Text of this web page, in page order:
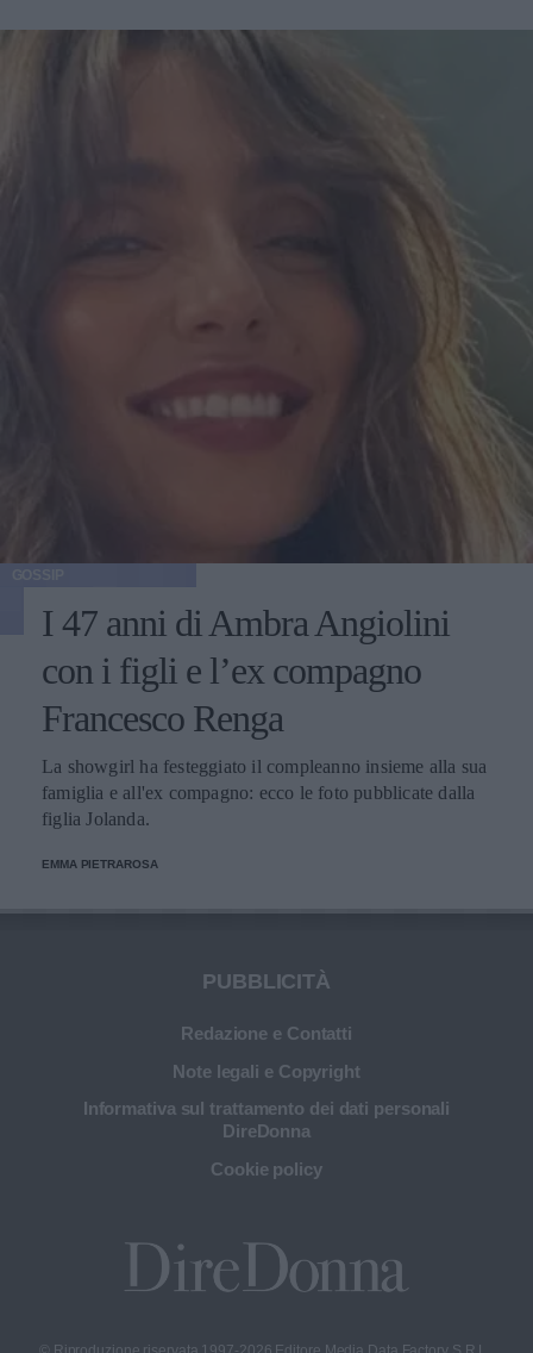
I 47 anni di Ambra Angiolini
con i figli e l’ex compagno
Francesco Renga
La showgirl ha festeggiato il compleanno insieme alla sua
famiglia e all'ex compagno: ecco le foto pubblicate dalla
figlia Jolanda.
EMMA PIETRAROSA
PUBBLICITÀ
Redazione e Contatti
Note legali e Copyright
Informativa sul trattamento dei dati personali
DireDonna
Cookie policy